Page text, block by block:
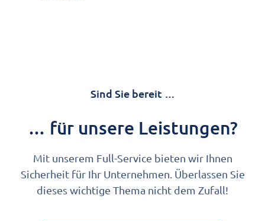
Sind Sie bereit …
… für unsere Leistungen?
Mit unserem Full-Service bieten wir Ihnen
Sicherheit für Ihr Unternehmen. Überlassen Sie
dieses wichtige Thema nicht dem Zufall!